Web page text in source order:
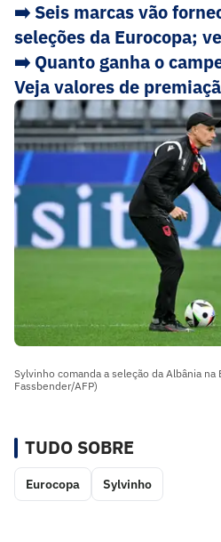
➡️ Seis marcas vão
seleções da Eurocopa;
➡️ Quanto ganha o
Veja valores de
Sylvinho comanda a seleção da Albânia
Fassbender/AFP)
TUDO SOBRE
Eurocopa Sylvinho